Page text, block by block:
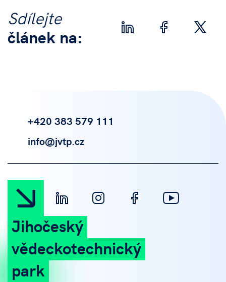
Sdílejte
článek na:
+420 383 579 111
info@jvtp.cz
Jihočeský
vědeckotechnický
park